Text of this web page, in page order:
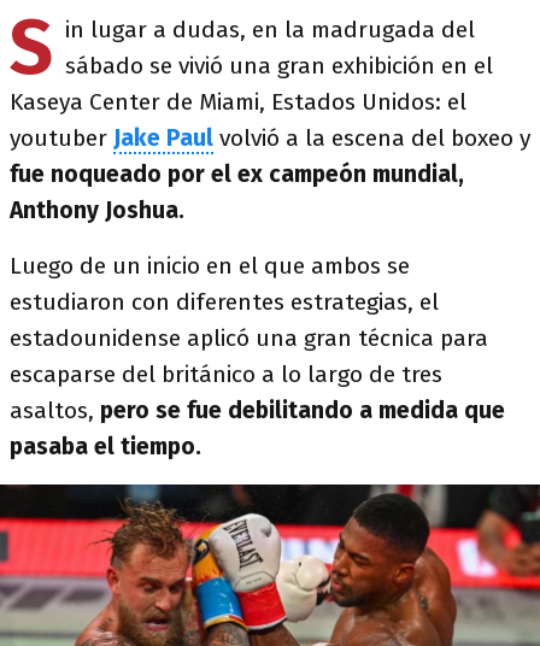
S in lugar a dudas, en la madrugada del
sábado se vivió una gran exhibición en el
Kaseya Center de Miami, Estados Unidos: el
youtuber Jake Paul volvió a la escena del boxeo y
fue noqueado por el ex campeón mundial,
Anthony Joshua.
Luego de un inicio en el que ambos se
estudiaron con diferentes estrategias, el
estadounidense aplicó una gran técnica para
escaparse del británico a lo largo de tres
asaltos, pero se fue debilitando a medida que
pasaba el tiempo.